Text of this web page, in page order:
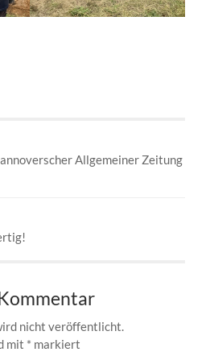
Allgemeiner Zeitung
nicht veröffentlicht.
mit * markiert